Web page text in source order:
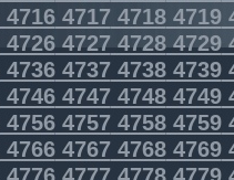
47164717 47184719
4726472747284729
4736473747384739
4746474747484749
4756475747584759
4766476747684769